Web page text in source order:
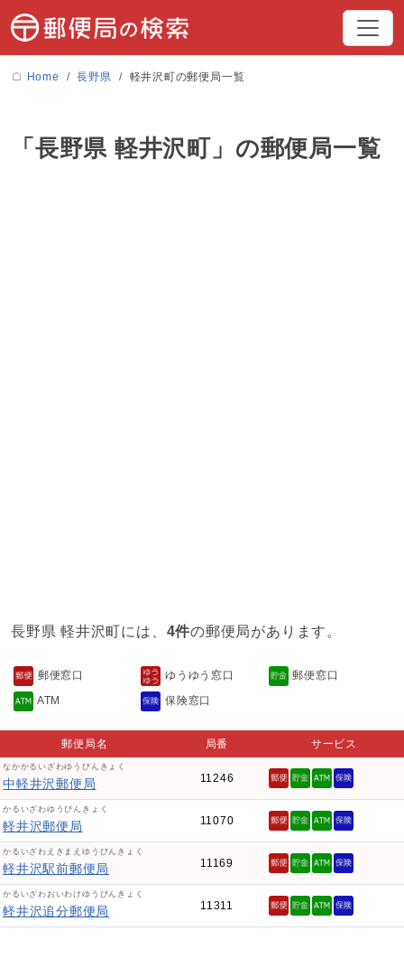
Home 長野県 軽井沢町の郵便局一覧
「長野県 軽井沢町」の郵便局一覧
長野県 軽井沢町には、 4件の郵便局があります。
郵便窓口 ゆうゆう窓口
郵便窓口
ATM
保険窓口
郵便局名 局番 サービス
なかかるいざわゆうびんきょく
中軽井沢郵便局 11246
かるいざわゆうびんきょく
軽井沢郵便局 11070
かるいざわえきまえゆうびんきょく
軽井沢駅前郵便局 11169
かるいざわおいわけゆうびんきょく
軽井沢追分郵便局 11311